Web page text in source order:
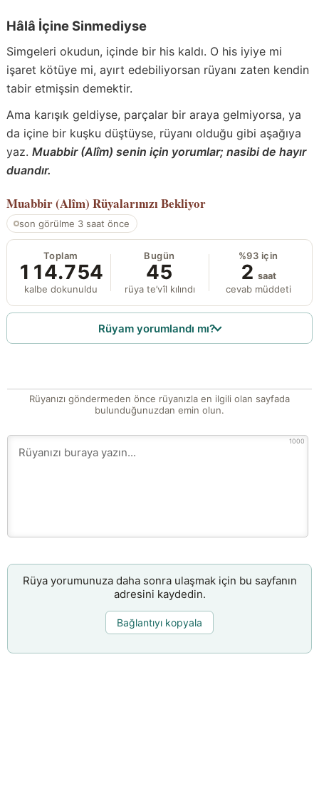
Hâlâ İçine Sinmediyse
Simgeleri okudun, içinde bir his kaldı. O his iyiye mi
işaret kötüye mi, ayırt edebiliyorsan rüyanı zaten kendin
tabir etmişsin demektir.
Ama karışık geldiyse, parçalar bir araya gelmiyorsa, ya
da içine bir kuşku düştüyse, rüyanı olduğu gibi aşağıya
yaz. Muabbir (Alîm) senin için yorumlar; nasibi de hayır
duandır.
Muabbir (Alîm) Rüyalarınızı Bekliyor
son görülme 3 saat önce
Toplam
114.754
kalbe dokunuldu
Bugün
45
rüya te’vîl kılındı
%93 için
2 saat
cevab müddeti
Rüyam yorumlandı mı?
Rüyanızı göndermeden önce rüyanızla en ilgili olan sayfada
bulunduğunuzdan emin olun.
1000
Rüya yorumunuza daha sonra ulaşmak için bu sayfanın
adresini kaydedin.
Bağlantıyı kopyala